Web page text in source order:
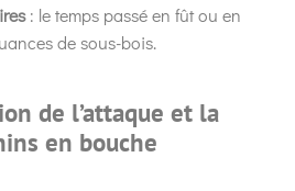
: le temps passé en fût ou en
de sous-bois.
de l’attaque et la
en bouche